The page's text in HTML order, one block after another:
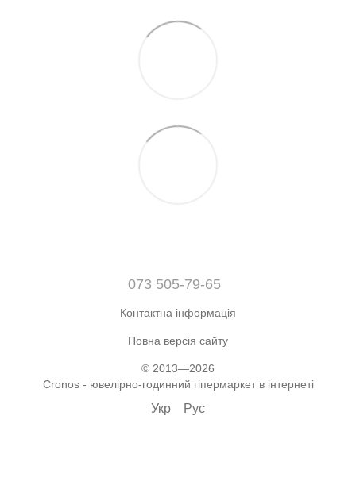
073 505-79-65
Контактна інформація
Повна версія сайту
© 2013—2026
Cronos - ювелірно-годинний гіпермаркет в інтернеті
Укр Рус